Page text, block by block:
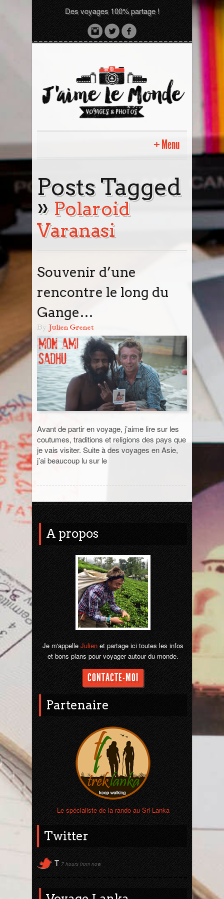
Des voyages 100% partage !
Menu
Accueil
Sri Lanka avec moi
Tout savoir
Prochain départ avec moi
Road Book : Voyage en liberté
Road Book : Devis
Blog
Europe
Angleterre
Allemagne
Belgique
Catalogne
Italie
Suisse
Cambodge
Canada
Nouveau Brunswick
Yukon
Cap-Vert
Chine
Egypte
Guatemala
Inde
Madagascar
Malaisie
Maroc
Népal
Ouzbékistan
Pérou
Sénégal
Thaïlande
Turquie
Photos & Infos en vrac
Des Polas & des Mains !
Infos en vrac
Ça parle de photo
Ma galerie photo vintage
Posts Tagged
» Polaroid
Varanasi
Souvenir d’une
rencontre le long du
Gange…
By Julien Grenet
Avant de partir en voyage, j’aime lire sur les
coutumes, traditions et religions des pays que
je vais visiter. Suite à des voyages en Asie,
j’ai beaucoup lu sur le
A propos
Je m'appelle Julien et partage ici toutes les infos
et bons plans pour voyager autour du monde.
CONTACTE-MOI
Partenaire
Le spécialiste de la rando au Sri Lanka
Twitter
T 7 hours from now